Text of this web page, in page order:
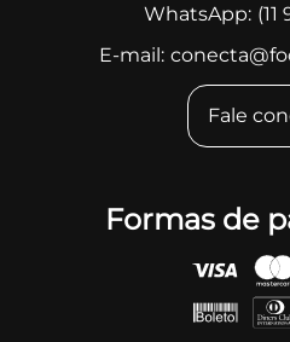
WhatsApp:
E-mail:
Fale
Formas de